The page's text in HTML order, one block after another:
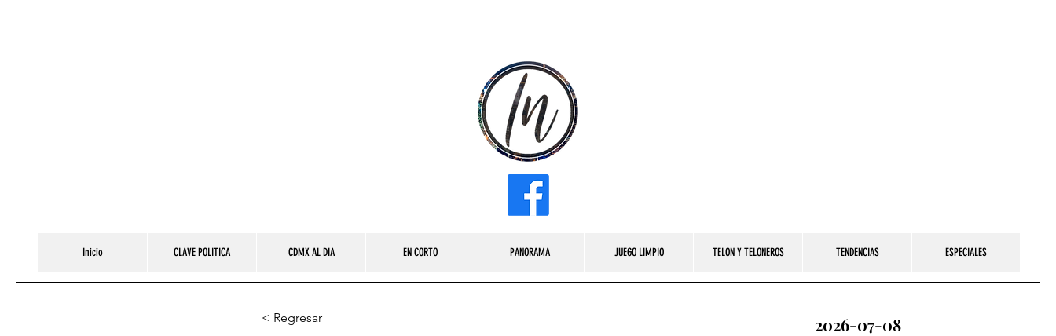
Inicio CLAVE POLITICA CDMX AL DIA EN CORTO PANORAMA JUEGO LIMPIO TELON Y TELONEROS TENDENCIAS ESPECIALES
< Regresar 2026-07-08